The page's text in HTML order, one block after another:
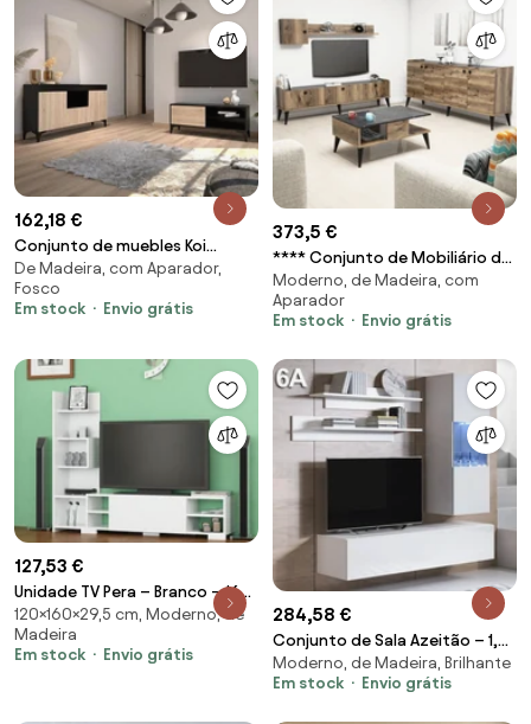
162,18 €
Conjunto de muebles Koi
aparador y mueble TV negro y
sonoma mate
De Madeira, com Aparador,
Fosco
Em stock
Envio grátis
373,5 €
**** Conjunto de Mobiliário de
Sala Lidya – Nogueira e
Mármore – Diver
Moderno, de Madeira, com
Aparador
Em stock
Envio grátis
127,53 €
Unidade TV Pera – Branco – 160
cm x 120 cm x 29,5 cm
120×160×29,5 cm, Moderno, de
Madeira
Em stock
Envio grátis
284,58 €
Conjunto de Sala Azeitão – 1,6
m – Modular em Branco com
Móvel TV, Vit
Moderno, de Madeira, Brilhante
Em stock
Envio grátis